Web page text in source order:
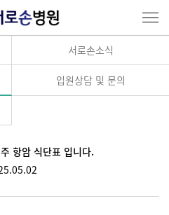
서로손소식
입원상담 및 문의
항암 식단표 입니다.